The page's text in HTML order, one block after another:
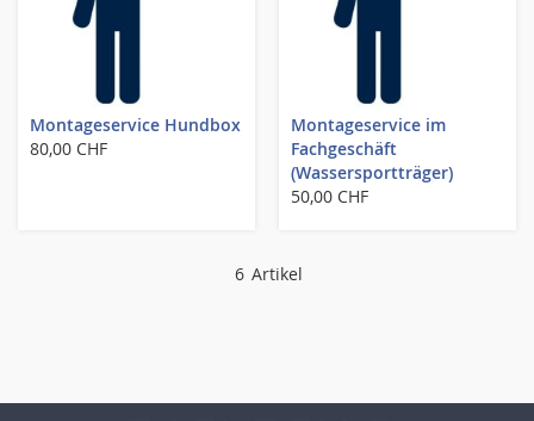
Montageservice Hundbox
80,00 CHF
Montageservice im
Fachgeschäft
(Wassersportträger)
50,00 CHF
6 Artikel